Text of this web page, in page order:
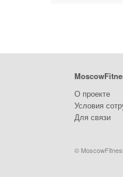
О проекте
Условия
Для связи
©